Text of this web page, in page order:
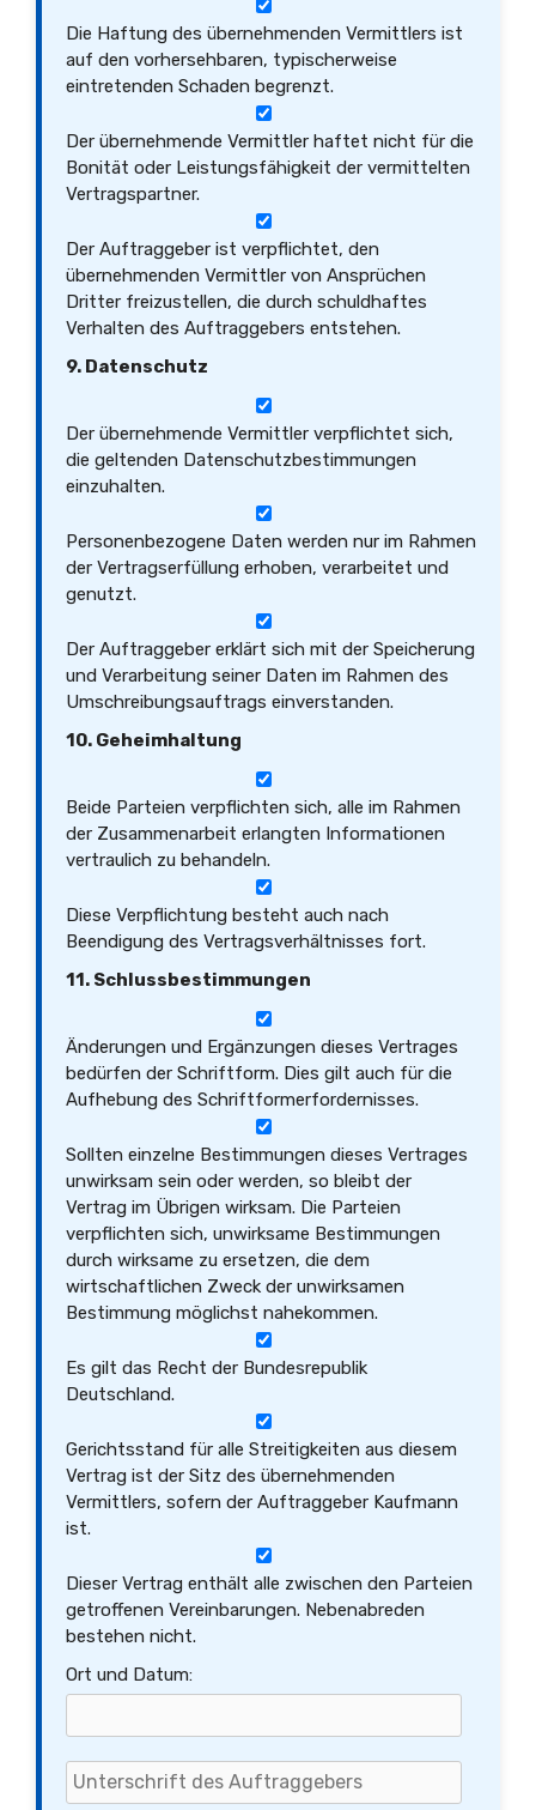
Die Haftung des übernehmenden Vermittlers ist
auf den vorhersehbaren, typischerweise
eintretenden Schaden begrenzt.
Der übernehmende Vermittler haftet nicht für die
Bonität oder Leistungsfähigkeit der vermittelten
Vertragspartner.
Der Auftraggeber ist verpflichtet, den
übernehmenden Vermittler von Ansprüchen
Dritter freizustellen, die durch schuldhaftes
Verhalten des Auftraggebers entstehen.
9. Datenschutz
Der übernehmende Vermittler verpflichtet sich,
die geltenden Datenschutzbestimmungen
einzuhalten.
Personenbezogene Daten werden nur im Rahmen
der Vertragserfüllung erhoben, verarbeitet und
genutzt.
Der Auftraggeber erklärt sich mit der Speicherung
und Verarbeitung seiner Daten im Rahmen des
Umschreibungsauftrags einverstanden.
10. Geheimhaltung
Beide Parteien verpflichten sich, alle im Rahmen
der Zusammenarbeit erlangten Informationen
vertraulich zu behandeln.
Diese Verpflichtung besteht auch nach
Beendigung des Vertragsverhältnisses fort.
11. Schlussbestimmungen
Änderungen und Ergänzungen dieses Vertrages
bedürfen der Schriftform. Dies gilt auch für die
Aufhebung des Schriftformerfordernisses.
Sollten einzelne Bestimmungen dieses Vertrages
unwirksam sein oder werden, so bleibt der
Vertrag im Übrigen wirksam. Die Parteien
verpflichten sich, unwirksame Bestimmungen
durch wirksame zu ersetzen, die dem
wirtschaftlichen Zweck der unwirksamen
Bestimmung möglichst nahekommen.
Es gilt das Recht der Bundesrepublik
Deutschland.
Gerichtsstand für alle Streitigkeiten aus diesem
Vertrag ist der Sitz des übernehmenden
Vermittlers, sofern der Auftraggeber Kaufmann
ist.
Dieser Vertrag enthält alle zwischen den Parteien
getroffenen Vereinbarungen. Nebenabreden
bestehen nicht.
Ort und Datum: